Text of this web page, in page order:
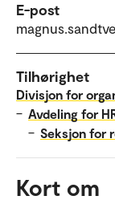
E-post
Tilhørighet
Divisjon for
– Avdeling for
– Seksjon for
Kort om